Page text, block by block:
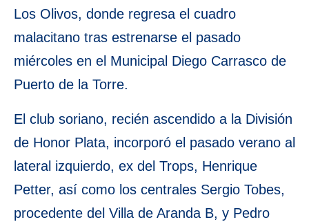
Los Olivos, donde regresa el cuadro
malacitano tras estrenarse el pasado
miércoles en el Municipal Diego Carrasco de
Puerto de la Torre.
El club soriano, recién ascendido a la División
de Honor Plata, incorporó el pasado verano al
lateral izquierdo, ex del Trops, Henrique
Petter, así como los centrales Sergio Tobes,
procedente del Villa de Aranda B, y Pedro